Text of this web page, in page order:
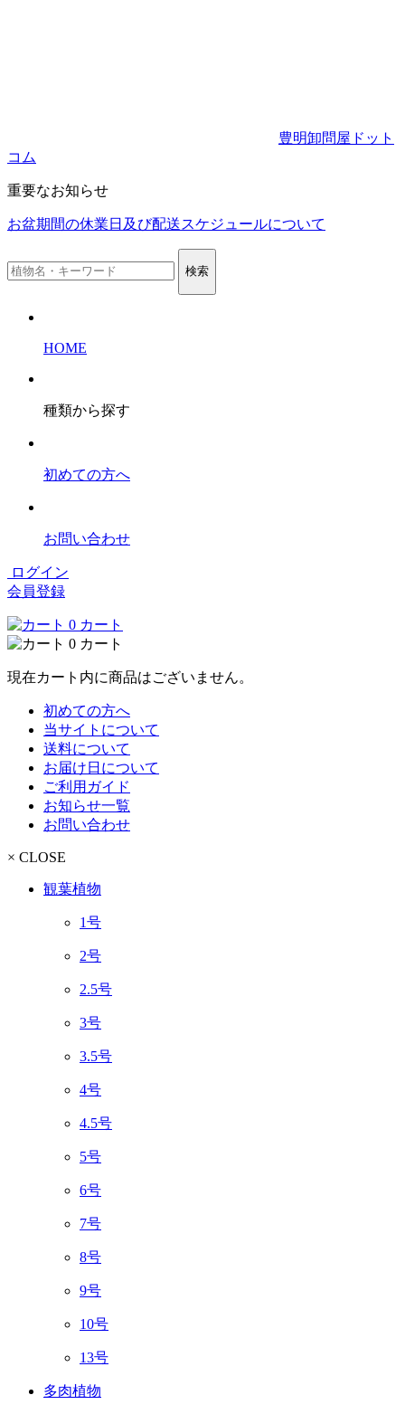
豊明卸問屋ドット
コム
重要なお知らせ
お盆期間の休業日及び配送スケジュールについて
検索
HOME
種類から探す
初めての方へ
お問い合わせ
ログイン
会員登録
0 カート
0 カート
現在カート内に商品はございません。
初めての方へ
当サイトについて
送料について
お届け日について
ご利用ガイド
お知らせ一覧
お問い合わせ
× CLOSE
観葉植物
1号
2号
2.5号
3号
3.5号
4号
4.5号
5号
6号
7号
8号
9号
10号
13号
多肉植物